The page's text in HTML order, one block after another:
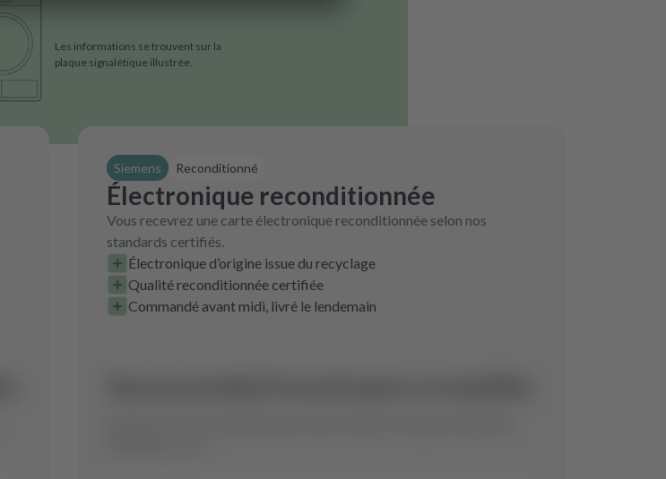
Les informations se trouvent sur la
plaque signalétique illustrée.
Siemens Reconditionné
Électronique reconditionnée
Vous recevrez une carte électronique reconditionnée selon nos
standards certifiés.
Électronique d’origine issue du recyclage
Qualité reconditionnée certifiée
Commandé avant midi, livré le lendemain